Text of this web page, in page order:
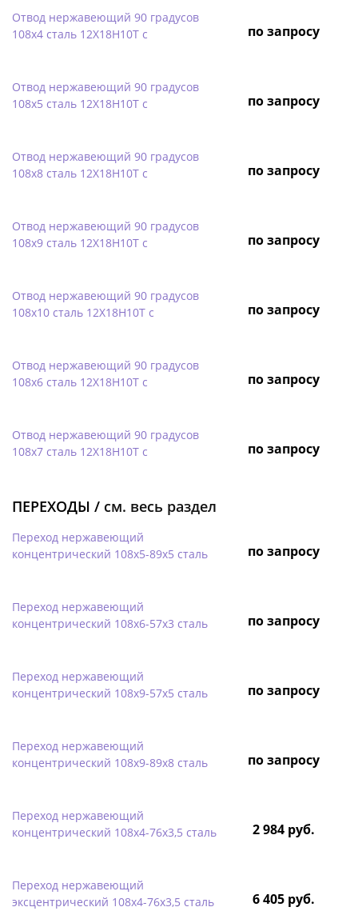
Отвод нержавеющий 90 градусов
108х4 сталь 12Х18Н10Т с
по запросу
Отвод нержавеющий 90 градусов
108х5 сталь 12Х18Н10Т с
по запросу
Отвод нержавеющий 90 градусов
108х8 сталь 12Х18Н10Т с
по запросу
Отвод нержавеющий 90 градусов
108х9 сталь 12Х18Н10Т с
по запросу
Отвод нержавеющий 90 градусов
108х10 сталь 12Х18Н10Т с
по запросу
Отвод нержавеющий 90 градусов
108х6 сталь 12Х18Н10Т с
по запросу
Отвод нержавеющий 90 градусов
108х7 сталь 12Х18Н10Т с
по запросу
ПЕРЕХОДЫ / см. весь раздел
Переход нержавеющий
концентрический 108х5-89х5 сталь
по запросу
Переход нержавеющий
концентрический 108х6-57х3 сталь
по запросу
Переход нержавеющий
концентрический 108х9-57х5 сталь
по запросу
Переход нержавеющий
концентрический 108х9-89х8 сталь
по запросу
Переход нержавеющий
концентрический 108х4-76х3,5 сталь
2 984 руб.
Переход нержавеющий
эксцентрический 108х4-76х3,5 сталь
6 405 руб.